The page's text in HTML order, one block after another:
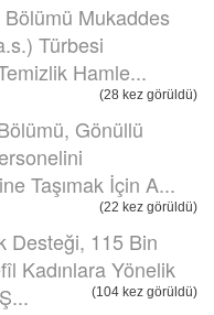
Mukaddes
Türbesi
Hamle...
(28 kez görüldü)
Gönüllü
Taşımak İçin A...
(22 kez görüldü)
Desteği, 115 Bin
Kadınlara Yönelik
(104 kez görüldü)